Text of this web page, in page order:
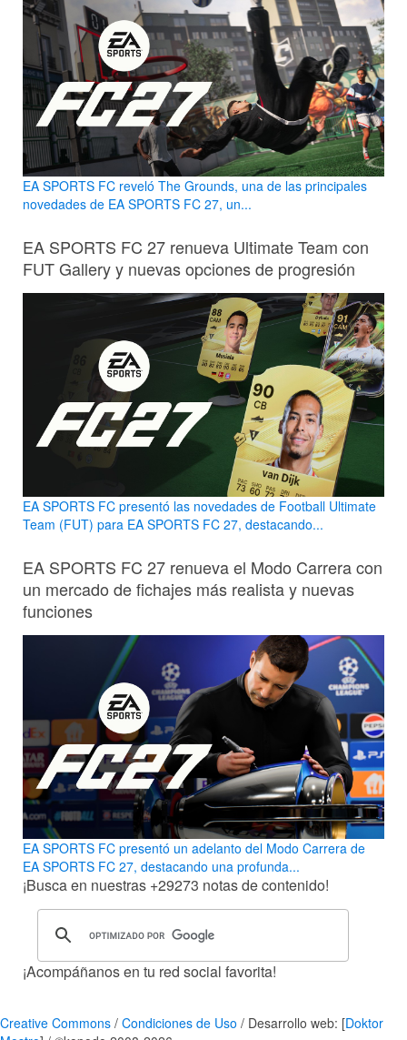
EA SPORTS FC reveló The Grounds, una de las principales
novedades de EA SPORTS FC 27, un...
EA SPORTS FC 27 renueva Ultimate Team con
FUT Gallery y nuevas opciones de progresión
EA SPORTS FC presentó las novedades de Football Ultimate
Team (FUT) para EA SPORTS FC 27, destacando...
EA SPORTS FC 27 renueva el Modo Carrera con
un mercado de fichajes más realista y nuevas
funciones
EA SPORTS FC presentó un adelanto del Modo Carrera de
EA SPORTS FC 27, destacando una profunda...
¡Busca en nuestras +29273 notas de contenido!
¡Acompáñanos en tu red social favorita!
Creative Commons / Condiciones de Uso / Desarrollo web: [Doktor